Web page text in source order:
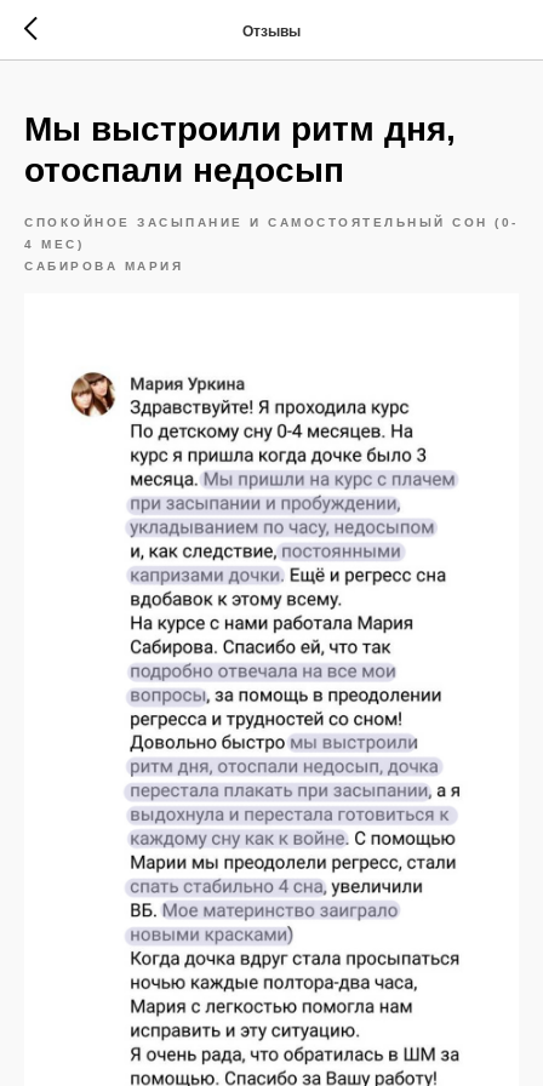
Отзывы
Мы выстроили ритм дня,
отоспали недосып
СПОКОЙНОЕ ЗАСЫПАНИЕ И САМОСТОЯТЕЛЬНЫЙ СОН (0-
4 МЕС)
САБИРОВА МАРИЯ